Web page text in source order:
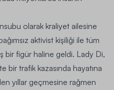
olarak kraliyet ailesine
aktivist kişiliği ile tüm
bir figür haline geldi. Lady Di,
bir trafik kazasında hayatına
yıllar geçmesine rağmen